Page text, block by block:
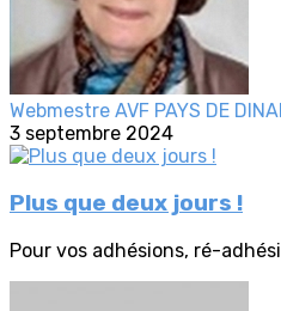
Webmestre AVF PAYS DE
3 septembre 2024
Plus que deux jours !
Pour vos adhésions, ré-